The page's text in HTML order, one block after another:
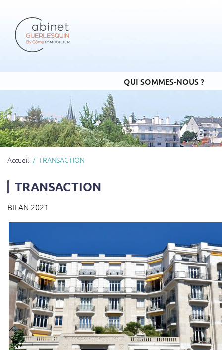
QUI SOMMES-NOUS ?
Accueil TRANSACTION
TRANSACTION
BILAN 2021